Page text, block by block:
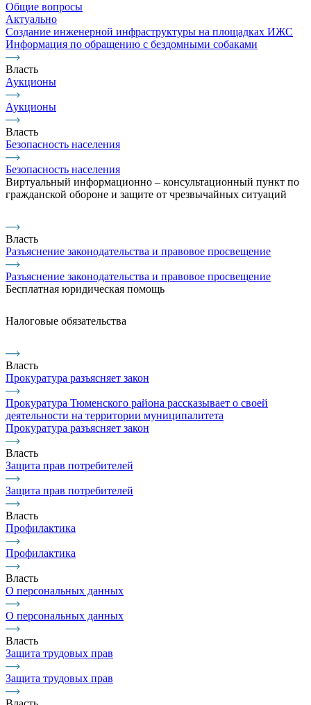
Общие вопросы
Актуально
Создание инженерной инфраструктуры на площадках ИЖС
Информация по обращению с бездомными собаками
Власть
Аукционы
Аукционы
Власть
Безопасность населения
Безопасность населения
Виртуальный информационно – консультационный пункт по
гражданской обороне и защите от чрезвычайных ситуаций
Власть
Разъяснение законодательства и правовое просвещение
Разъяснение законодательства и правовое просвещение
Бесплатная юридическая помощь
Налоговые обязательства
Власть
Прокуратура разъясняет закон
Прокуратура Тюменского района рассказывает о своей
деятельности на территории муниципалитета
Прокуратура разъясняет закон
Власть
Защита прав потребителей
Защита прав потребителей
Власть
Профилактика
Профилактика
Власть
О персональных данных
О персональных данных
Власть
Защита трудовых прав
Защита трудовых прав